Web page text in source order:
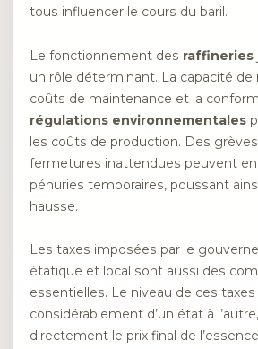
tous influencer le cours du baril.
Le fonctionnement des raffineries
un rôle déterminant. La capacité de
coûts de maintenance et la
régulations environnementales
les coûts de production. Des
fermetures inattendues peuvent
pénuries temporaires, poussant
hausse.
Les taxes imposées par le
étatique et local sont aussi des
essentielles. Le niveau de ces taxes
considérablement d’un état à
directement le prix final de